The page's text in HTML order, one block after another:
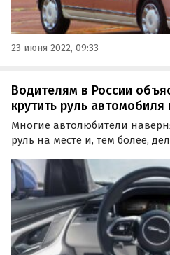
23 июня 2022, 09:33
Водителям в России
крутить руль автомобиля
Многие автолюбители
руль на месте и, тем более,
машины. Так ли это на самом
«Российская газета».